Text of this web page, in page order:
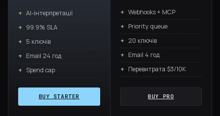
AI-інтерпретації
99.9% SLA
5 ключів
Email 24 год
Spend cap
BUY STARTER
Webhooks + MCP
Priority queue
20 ключів
Email 4 год
Перевитрата $3/10K
BUY PRO